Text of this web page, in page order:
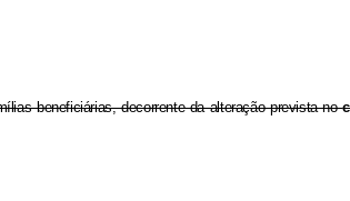
beneficiárias, decorrente da alteração prevista no